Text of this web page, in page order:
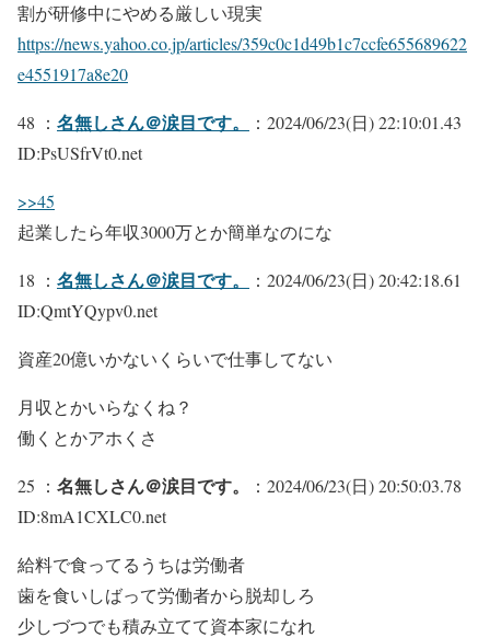
割が研修中にやめる厳しい現実
https://news.yahoo.co.jp/articles/359c0c1d49b1c7ccfe655689622
e4551917a8e20
48 ： 名無しさん＠涙目です。
：2024/06/23(日) 22:10:01.43
ID:PsUSfrVt0.net
>>45
起業したら年収3000万とか簡単なのにな
18 ： 名無しさん＠涙目です。
：2024/06/23(日) 20:42:18.61
ID:QmtYQypv0.net
資産20億いかないくらいで仕事してない
月収とかいらなくね？
働くとかアホくさ
25 ： 名無しさん＠涙目です。
：2024/06/23(日) 20:50:03.78
ID:8mA1CXLC0.net
給料で食ってるうちは労働者
歯を食いしばって労働者から脱却しろ
少しづつでも積み立てて資本家になれ